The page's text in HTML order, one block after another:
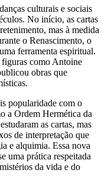
culturais e sociais
No início, as cartas
mas à medida
o Renascimento, o
ferramenta espiritual.
como Antoine
obras que
popularidade com o
a Ordem Hermética da
as cartas, mas
de interpretação que
e alquimia. Essa nova
uma prática respeitada
da vida e do